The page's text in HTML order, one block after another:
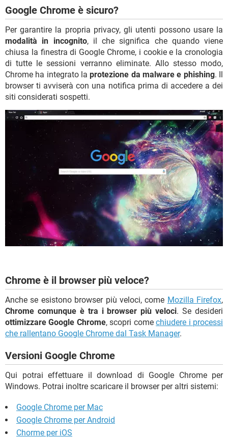
Google Chrome è sicuro?
Per garantire la propria privacy, gli utenti possono usare la
modalità in incognito, il che significa che quando viene
chiusa la finestra di Google Chrome, i cookie e la cronologia
di tutte le sessioni verranno eliminate. Allo stesso modo,
Chrome ha integrato laprotezione da malware e phishing. Il
browser ti avviserà con una notifica prima di accedere a dei
siti considerati sospetti.
Chrome è il browser più veloce?
Anche se esistono browser più veloci, come Mozilla Firefox,
Chrome comunque è tra i browser più veloci. Se desideri
ottimizzare Google Chrome, scopri comechiudere i processi
che rallentano Google Chrome dal Task Manager.
Versioni Google Chrome
Qui potrai effettuare il download di Google Chrome per
Windows. Potrai inoltre scaricare il browser per altri sistemi:
Google Chrome per Mac
Google Chrome per Android
Chorme per iOS